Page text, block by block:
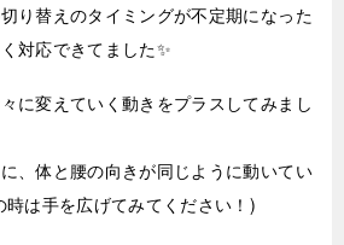
り替えのタイミングが不定期になった
対応できてました✨
に変えていく動きをプラスしてみまし
、体と腰の向きが同じように動いてい
時は手を広げてみてください！)